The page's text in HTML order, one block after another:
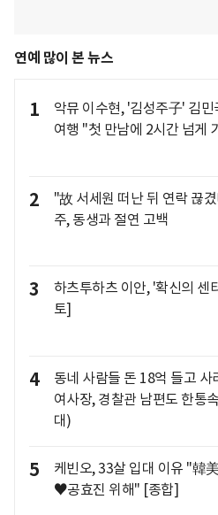
연예 많이 본 뉴스
1
악뮤 이수현, '김성주子' 김민
여행 "첫 만남에 2시간 넘게
2
"故 서세원 떠난 뒤 연락 끊
주, 동생과 절연 고백
3
하츠투하츠 이안, '확신의 센
토]
4
동네 사람들 돈 18억 들고 사
여사장, 경찰관 남편도 한통
대)
5
케빈오, 33살 입대 이유 "韓
♥공효진 위해" [종합]